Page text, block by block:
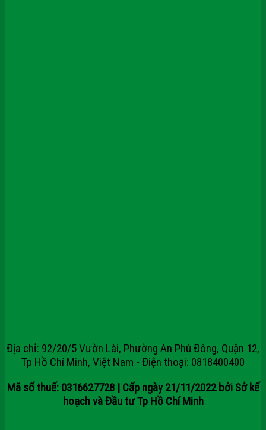
Địa chỉ: 92/20/5 Vườn Lài, Phường An Phú Đông, Quận 12,
Tp Hồ Chí Minh, Việt Nam - Điện thoại: 0818400400
Mã số thuế: 0316627728 | Cấp ngày 21/11/2022 bởi Sở kế
hoạch và Đầu tư Tp Hồ Chí Minh